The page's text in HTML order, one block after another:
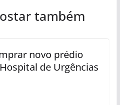
também
novo prédio
de Urgências